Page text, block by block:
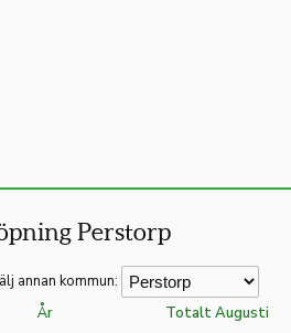
Perstorp
annan kommun:
År Totalt Augusti